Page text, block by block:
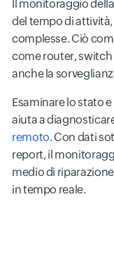
Il monitoraggio
del tempo di
complesse. Ciò
come router, switch
anche la
Esaminare lo stato
aiuta a
remoto. Con dati
report, il
medio di
in tempo reale.